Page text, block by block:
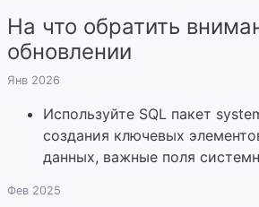
На что обратить
обновлении
Янв 2026
Используйте SQL пакет
создания ключевых
данных, важные поля
Фев 2025